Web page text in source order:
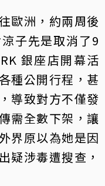
歐洲，約兩周後
子先是取消了9
銀座店開幕活
種公開行程，甚
導致對方不僅發
需全數下架，讓
界原以為她是因
疑涉毒遭搜查，